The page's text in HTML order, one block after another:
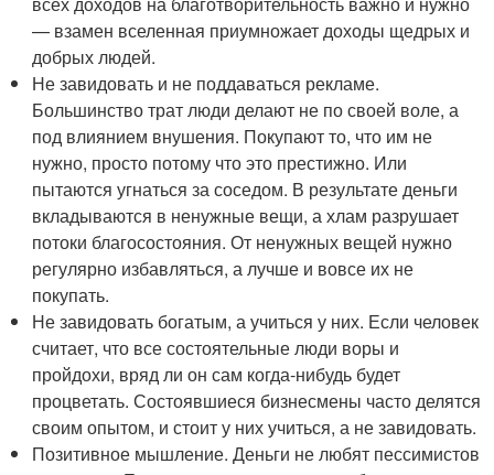
— взамен вселенная приумножает доходы щедрых и
добрых людей.
Не завидовать и не поддаваться рекламе.
Большинство трат люди делают не по своей воле, а
под влиянием внушения. Покупают то, что им не
нужно, просто потому что это престижно. Или
пытаются угнаться за соседом. В результате деньги
вкладываются в ненужные вещи, а хлам разрушает
потоки благосостояния. От ненужных вещей нужно
регулярно избавляться, а лучше и вовсе их не
покупать.
Не завидовать богатым, а учиться у них. Если человек
считает, что все состоятельные люди воры и
пройдохи, вряд ли он сам когда-нибудь будет
процветать. Состоявшиеся бизнесмены часто делятся
своим опытом, и стоит у них учиться, а не завидовать.
Позитивное мышление. Деньги не любят пессимистов